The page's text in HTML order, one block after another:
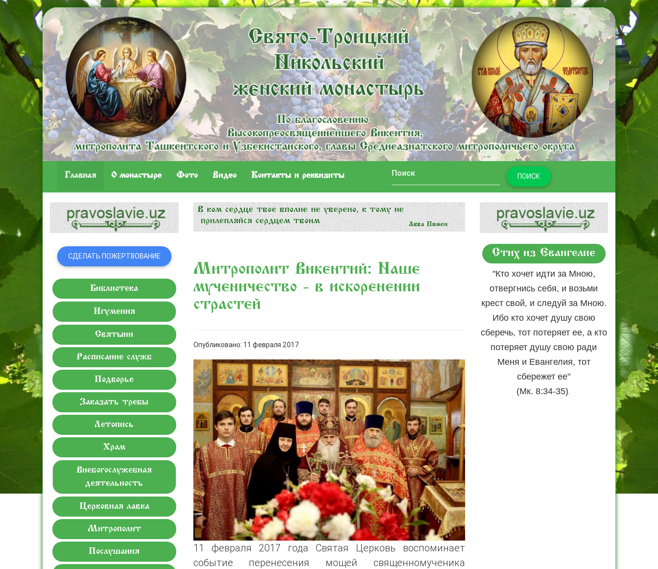
Главная O монастыре Фото Видео Контакты и реквизиты ПОИСК
СДЕЛАТЬ ПОЖЕРТВОВАНИЕ
Библиотека
Игумения
Святыни
Расписание служб
Подворье
Заказать требы
Летопись
Храм
Внебогослужебная
деятельность
Церковная лавка
Митрополит
Послушания
Митрополит Викентий: «Наше
мученичество - в искоренении
страстей…»
Опубликовано: 11 февраля 2017
11 февраля 2017 года Святая Церковь воспоминает
событие перенесения мощей священномученика
Стих из Евангелие
"Кто хочет идти за Мною,
отвергнись себя, и возьми
крест свой, и следуй за Мною.
Ибо кто хочет душу свою
сберечь, тот потеряет ее, а кто
потеряет душу свою ради
Меня и Евангелия, тот
сбережет ее"
(Мк. 8:34-35).